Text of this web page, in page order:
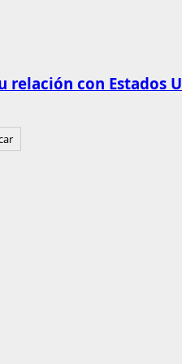
relación con Estados